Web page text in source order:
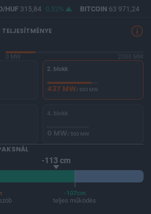
HUF315,84 0,52% BITCOIN63 971,24
0 MW
2000 MW
2. blokk
437 MW/ 500 MW
4. blokk
0 MW/ 500 MW
-113 cm
-107cm
teljes működés